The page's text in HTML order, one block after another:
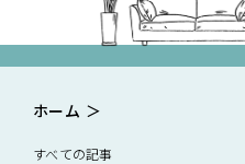
ホーム
すべての記事